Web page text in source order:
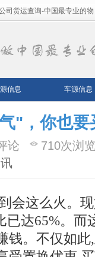
司货运查询-中国最专业的物
信息 车源信息
"，你也要
论
710次浏
会这么火。
已达65%。而
钱。不仅如